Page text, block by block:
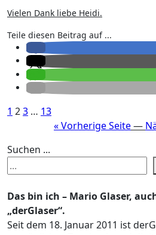
Vielen Dank liebe Heidi.
Teile diesen Beitrag auf ...
Seitennummerierung
Beiträge
1 23 … 13
« Vorherige Seite—
Suchen ...
Das bin ich – Mario Glaser,
„derGlaser“.
Seit dem 18. Januar 2011 ist